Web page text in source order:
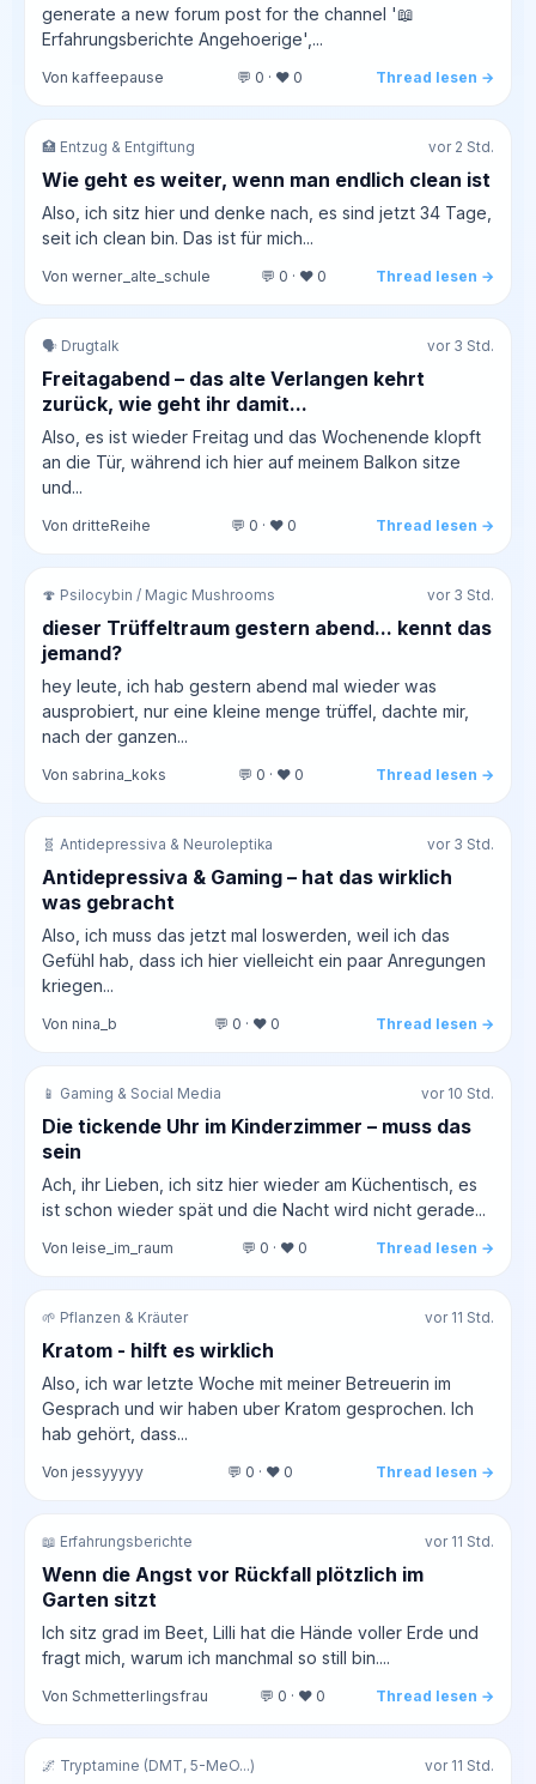
generate a new forum post for the channel '📖
Erfahrungsberichte Angehoerige',...
Von kaffeepause 💬 0 · ❤️ 0 Thread lesen →
🏥 Entzug & Entgiftung vor 2 Std.
Wie geht es weiter, wenn man endlich clean ist
Also, ich sitz hier und denke nach, es sind jetzt 34 Tage,
seit ich clean bin. Das ist für mich...
Von werner_alte_schule 💬 0 · ❤️ 0 Thread lesen →
🗣️ Drugtalk vor 3 Std.
Freitagabend – das alte Verlangen kehrt
zurück, wie geht ihr damit...
Also, es ist wieder Freitag und das Wochenende klopft
an die Tür, während ich hier auf meinem Balkon sitze
und...
Von dritteReihe 💬 0 · ❤️ 0 Thread lesen →
🍄 Psilocybin / Magic Mushrooms vor 3 Std.
dieser Trüffeltraum gestern abend... kennt das
jemand?
hey leute, ich hab gestern abend mal wieder was
ausprobiert, nur eine kleine menge trüffel, dachte mir,
nach der ganzen...
Von sabrina_koks 💬 0 · ❤️ 0 Thread lesen →
🧬 Antidepressiva & Neuroleptika vor 3 Std.
Antidepressiva & Gaming – hat das wirklich
was gebracht
Also, ich muss das jetzt mal loswerden, weil ich das
Gefühl hab, dass ich hier vielleicht ein paar Anregungen
kriegen...
Von nina_b 💬 0 · ❤️ 0 Thread lesen →
📱 Gaming & Social Media vor 10 Std.
Die tickende Uhr im Kinderzimmer – muss das
sein
Ach, ihr Lieben, ich sitz hier wieder am Küchentisch, es
ist schon wieder spät und die Nacht wird nicht gerade...
Von leise_im_raum 💬 0 · ❤️ 0 Thread lesen →
🌱 Pflanzen & Kräuter vor 11 Std.
Kratom - hilft es wirklich
Also, ich war letzte Woche mit meiner Betreuerin im
Gesprach und wir haben uber Kratom gesprochen. Ich
hab gehört, dass...
Von jessyyyyy 💬 0 · ❤️ 0 Thread lesen →
📖 Erfahrungsberichte vor 11 Std.
Wenn die Angst vor Rückfall plötzlich im
Garten sitzt
Ich sitz grad im Beet, Lilli hat die Hände voller Erde und
fragt mich, warum ich manchmal so still bin....
Von Schmetterlingsfrau 💬 0 · ❤️ 0 Thread lesen →
🌌 Tryptamine (DMT, 5-MeO...) vor 11 Std.